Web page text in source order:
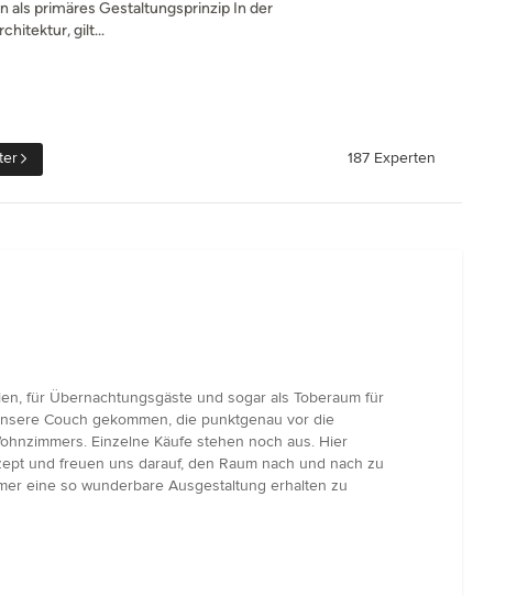
als primäres Gestaltungsprinzip In der
gilt...
187 Experten
für Übernachtungsgäste und sogar als Toberaum für
Couch gekommen, die punktgenau vor die
Einzelne Käufe stehen noch aus. Hier
und freuen uns darauf, den Raum nach und nach zu
eine so wunderbare Ausgestaltung erhalten zu